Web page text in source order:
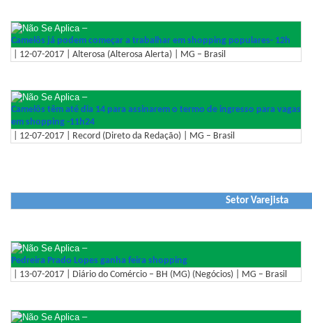
–
Camelôs já podem começar a trabalhar em shopping populares- 12h
| 12-07-2017 | Alterosa (Alterosa Alerta) | MG – Brasil
–
Camelôs têm até dia 14 para assinarem o termo de ingresso para vagas
em shopping -11h24
| 12-07-2017 | Record (Direto da Redação) | MG – Brasil
Setor Varejista
–
Pedreira Prado Lopes ganha feira shopping
| 13-07-2017 | Diário do Comércio – BH (MG) (Negócios) | MG – Brasil
–